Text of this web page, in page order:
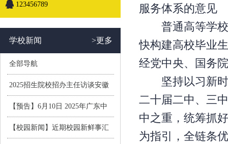
123456789
学校新闻 >更多
全部导航
2025招生院校招办主任访谈安徽
师范大学
【预告】6月10日 2025年广东中
职课堂教学数字化评价省级
【校园新闻】近期校园新鲜事汇
服务体系的意见
普通高等学校(
快构建高校毕业
经党中央、国务
坚持以习新时
二十届二中、三
中之重，统筹抓
为指引，全链条